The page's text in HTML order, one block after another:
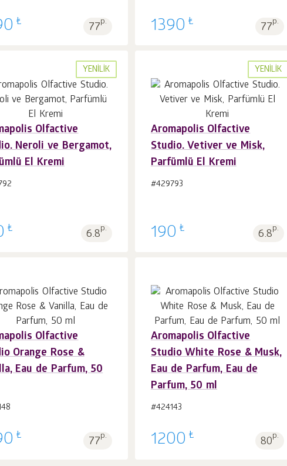
₺ 77p. 1390 ₺ 77p.
YENILIK
Olfactive
Neroli ve Bergamot,
El Kremi
₺ 6.8p.
Sepet'e 1adet
YENILIK
Aromapolis Olfactive
Studio. Vetiver ve Misk,
Parfümlü El Kremi
#429793
190 ₺ 6.8p.
Sepet'e 1adet
Olfactive
Orange Rose &
Eau de Parfum, 50
₺ 77p.
Sepet'e 1adet
Aromapolis Olfactive
Studio White Rose & Musk,
Eau de Parfum, Eau de
Parfum, 50 ml
#424143
1200 ₺ 80p.
Sepet'e 1adet